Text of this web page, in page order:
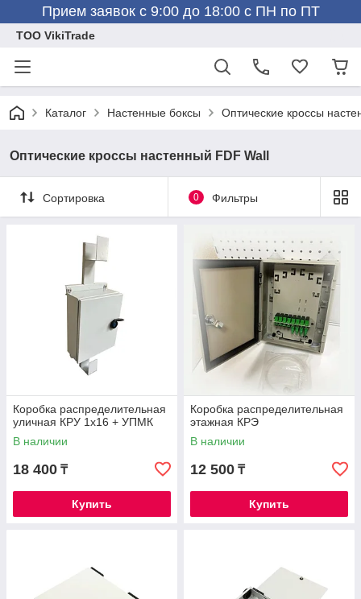
Прием заявок с 9:00 до 18:00 с ПН по ПТ
ТОО VikiTrade
Каталог Настенные боксы Оптические кроссы
Оптические кроссы настенный FDF Wall
Сортировка 0 Фильтры
Коробка распределительная
уличная КРУ 1x16 + УПМК
В наличии
18 400 ₸
Купить
Коробка распределительная
этажная КРЭ
В наличии
12 500 ₸
Купить